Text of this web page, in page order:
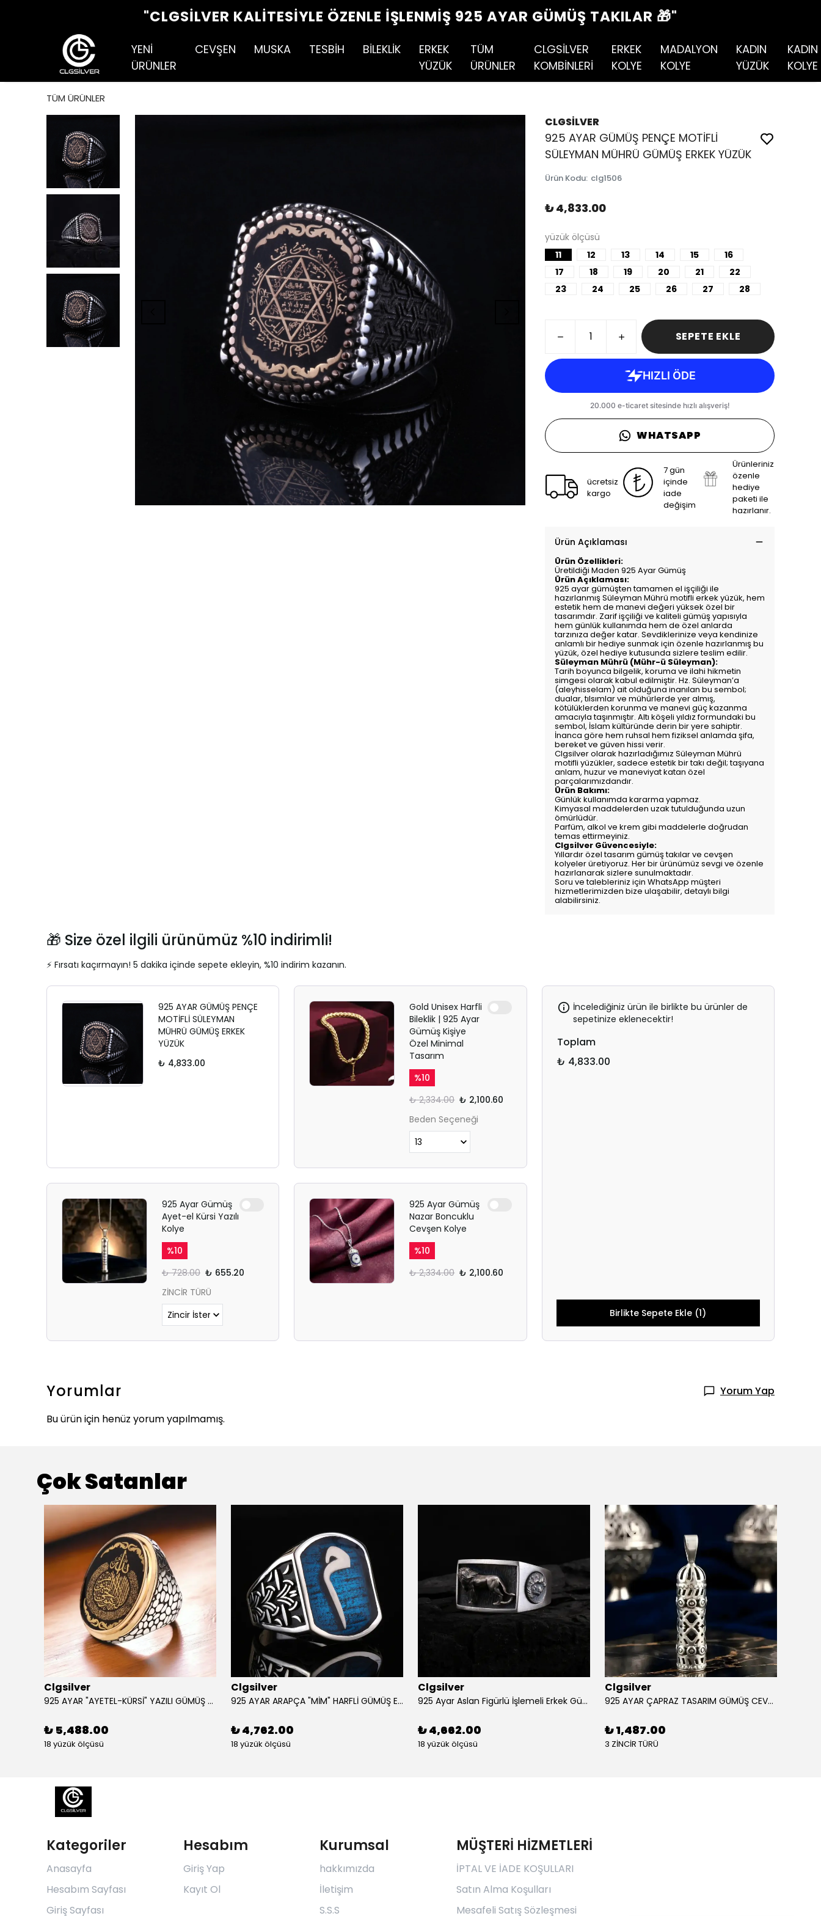
"CLGSILVER KALITESIYLE ÖZENLE İŞLENMIŞ 925 AYAR GÜMÜŞ TAKILAR 🎁"
YENİ
ÜRÜNLER
CEVŞEN MUSKA TESBİH BİLEKLİK
ERKEK
YÜZÜK
TÜM
ÜRÜNLER
CLGSİLVER
KOMBİNLERİ
ERKEK
KOLYE
MADALYON
KOLYE
KADIN
YÜZÜK
KADIN
KOLYE
TÜM ÜRÜNLER
CLGSİLVER
925 AYAR GÜMÜŞ PENÇE MOTİFLİ
SÜLEYMAN MÜHRÜ GÜMÜŞ ERKEK YÜZÜK
Ürün Kodu: clg1506
₺ 4,833.00
yüzük ölçüsü
11
12 13 14 15
16
17
18 19 20 21
22
23
24 25 26 27 28
SEPETE EKLE
WHATSAPP
ücretsiz
kargo
7 gün
içinde
iade
değişim
Ürünleriniz
özenle
hediye
paketi ile
hazırlanır.
Ürün Açıklaması
Ürün Özellikleri:
Üretildiği Maden 925 Ayar Gümüş
Ürün Açıklaması:
925 ayar gümüşten tamamen el işçiliği ile
hazırlanmış Süleyman Mührü motifli erkek yüzük, hem
estetik hem de manevi değeri yüksek özel bir
tasarımdır. Zarif işçiliği ve kaliteli gümüş yapısıyla
hem günlük kullanımda hem de özel anlarda
tarzınıza değer katar. Sevdiklerinize veya kendinize
anlamlı bir hediye sunmak için özenle hazırlanmış bu
yüzük, özel hediye kutusunda sizlere teslim edilir.
Süleyman Mührü (Mühr-ü Süleyman):
Tarih boyunca bilgelik, koruma ve ilahi hikmetin
simgesi olarak kabul edilmiştir. Hz. Süleyman’a
(aleyhisselam) ait olduğuna inanılan bu sembol;
dualar, tılsımlar ve mühürlerde yer almış,
kötülüklerden korunma ve manevi güç kazanma
amacıyla taşınmıştır. Altı köşeli yıldız formundaki bu
sembol, İslam kültüründe derin bir yere sahiptir.
İnanca göre hem ruhsal hem fiziksel anlamda şifa,
bereket ve güven hissi verir.
Clgsilver olarak hazırladığımız Süleyman Mührü
motifli yüzükler, sadece estetik bir takı değil; taşıyana
anlam, huzur ve maneviyat katan özel
parçalarımızdandır.
Ürün Bakımı:
Günlük kullanımda kararma yapmaz.
Kimyasal maddelerden uzak tutulduğunda uzun
ömürlüdür.
Parfüm, alkol ve krem gibi maddelerle doğrudan
temas ettirmeyiniz.
Clgsilver Güvencesiyle:
Yıllardır özel tasarım gümüş takılar ve cevşen
kolyeler üretiyoruz. Her bir ürünümüz sevgi ve özenle
hazırlanarak sizlere sunulmaktadır.
Soru ve talebleriniz için WhatsApp müşteri
hizmetlerimizden bize ulaşabilir, detaylı bilgi
alabilirsiniz.
🎁 Size özel ilgili ürünümüz %10 indirimli!
⚡ Fırsatı kaçırmayın! 5 dakika içinde sepete ekleyin, %10 indirim kazanın.
925 AYAR GÜMÜŞ PENÇE
MOTİFLİ SÜLEYMAN
MÜHRÜ GÜMÜŞ ERKEK
YÜZÜK
₺ 4,833.00
Gold Unisex Harfli
Bileklik | 925 Ayar
Gümüş Kişiye
Özel Minimal
Tasarım
%10
₺ 2,334.00 ₺ 2,100.60
Beden Seçeneği
925 Ayar Gümüş
Ayet-el Kürsi Yazılı
Kolye
%10
₺ 728.00 ₺ 655.20
ZİNCİR TÜRÜ
925 Ayar Gümüş
Nazar Boncuklu
Cevşen Kolye
%10
₺ 2,334.00 ₺ 2,100.60
İncelediğiniz ürün ile birlikte bu ürünler de
sepetinize eklenecektir!
Toplam
₺ 4,833.00
Birlikte Sepete Ekle (1)
Yorumlar
Yorum Yap
Bu ürün için henüz yorum yapılmamış.
Çok Satanlar
Clgsilver
925 AYAR "AYETEL-KÜRSİ" YAZILI GÜMÜŞ ERKEK YÜZÜK
₺ 5,488.00
18 yüzük ölçüsü
Clgsilver
925 AYAR ARAPÇA "MİM" HARFLİ GÜMÜŞ ERKEK YÜZÜK
₺ 4,762.00
18 yüzük ölçüsü
Clgsilver
925 Ayar Aslan Figürlü İşlemeli Erkek Gümüş Yüzük
₺ 4,662.00
18 yüzük ölçüsü
Clgsilver
925 AYAR ÇAPRAZ TASARIM GÜMÜŞ CEVŞEN
₺ 1,487.00
3 ZİNCİR TÜRÜ
Kategoriler
Anasayfa
Hesabım Sayfası
Giriş Sayfası
Hesabım
Giriş Yap
Kayıt Ol
Kurumsal
hakkımızda
İletişim
S.S.S
MÜŞTERİ HİZMETLERİ
İPTAL VE İADE KOŞULLARI
Satın Alma Koşulları
Mesafeli Satış Sözleşmesi